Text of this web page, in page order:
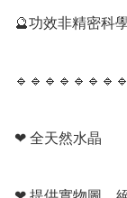
🔮功效非精密科
❤ 全天然水晶